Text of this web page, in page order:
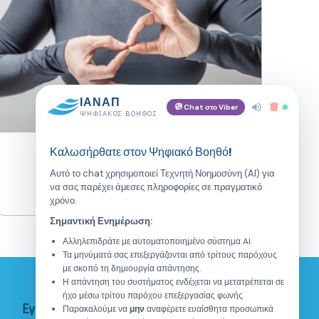
Νοηματική Γλώσσα
Εγγραφείτε στο Newsletter
ΙΑΝΑΠ
ΨΗΦΙΑΚΌΣ ΒΟΗΘΌΣ
Chat στο Viber
Καλωσήρθατε στον Ψηφιακό Βοηθό!
Αυτό το chat χρησιμοποιεί Τεχνητή Νοημοσύνη (AI) για
να σας παρέχει άμεσες πληροφορίες σε πραγματικό
χρόνο.
Σημαντική Ενημέρωση:
Αλληλεπιδράτε με αυτοματοποιημένο σύστημα AI.
Τα μηνύματά σας επεξεργάζονται από τρίτους παρόχους
με σκοπό τη δημιουργία απάντησης.
Η απάντηση του συστήματος ενδέχεται να μετατρέπεται σε
ήχο μέσω τρίτου παρόχου επεξεργασίας φωνής.
Παρακαλούμε ναμην αναφέρετε ευαίσθητα προσωπικά